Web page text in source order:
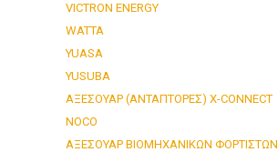
VICTRON ENERGY
WATTA
YUASA
YUSUBA
ΑΞΕΣΟΥΑΡ (ΑΝΤΑΠΤΟΡΕΣ) X-CONNECT
NOCO
ΑΞΕΣΟΥΑΡ ΒΙΟΜΗΧΑΝΙΚΩΝ ΦΟΡΤΙΣΤΩΝ